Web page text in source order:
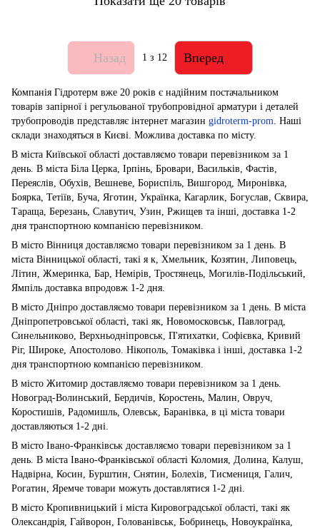
Назад 1 з 12 Вперед
Компанія Гідротерм вже 20 років є надійним постачальником
товарів запірної і регульованої трубопровідної арматури і деталей
трубопроводів представляє інтернет магазин gidroterm-prom. Наші
склади знаходяться в Києві. Можлива доставка по місту.
В міста Київської області доставляємо товари перевізником за 1
день. В міста Біла Церка, Ірпінь, Бровари, Васильків, Фастів,
Переяслів, Обухів, Вешневе, Бориспіль, Вишгород, Миронівка,
Боярка, Тетіїв, Буча, Яготин, Українка, Кагарлик, Богуслав, Сквира,
Тараща, Березань, Славутич, Узин, Ржищев та інші, доставка 1-2
дня транспортною компанією перевізником.
В місто Вінниця доставляємо товари перевізником за 1 день. В
міста Вінницької області, такі я к, Хмельник, Козятин, Липовець,
Літин, Жмеринка, Бар, Немірів, Тростянець, Могилів-Подільський,
Ямпіль доставка впродовж 1-2 дня.
В місто Дніпро доставляємо товари перевізником за 1 день. В міста
Дніпропетровської області, такі як, Новомосковськ, Павлоград,
Синельниково, Верхньодніпровськ, П'ятихатки, Софієвка, Кривий
Ріг, Широке, Апостолово. Нікополь, Томаківка і інші, доставка 1-2
дня транспортною компанією перевізником.
В місто Житомир доставляємо товари перевізником за 1 день.
Новоград-Волинський, Бердичів, Коростень, Малин, Овруч,
Коростишів, Радомишль, Олевськ, Баранівка, в ці міста товари
доставляються 1-2 дні.
В місто Івано-Франківськ доставляємо товари перевізником за 1
день. В міста Івано-Франківської області Коломия, Долина, Калуш,
Надвірна, Косин, Бурштин, Снятин, Болехів, Тисмениця, Галич,
Рогатин, Яремче товари можуть доставлятися 1-2 дні.
В місто Кропивницький і міста Кировоградської області, такі як
Олександрія, Гайворон, Голованівськ, Бобринець, Новоукраїнка,